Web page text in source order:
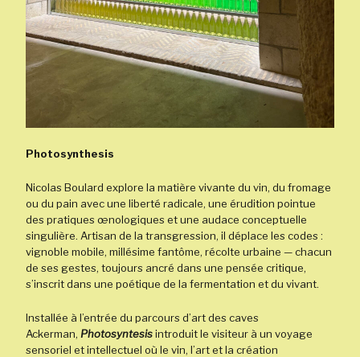
Photosynthesis
Nicolas Boulard explore la matière vivante du vin, du fromage
ou du pain avec une liberté radicale, une érudition pointue
des pratiques œnologiques et une audace conceptuelle
singulière. Artisan de la transgression, il déplace les codes :
vignoble mobile, millésime fantôme, récolte urbaine — chacun
de ses gestes, toujours ancré dans une pensée critique,
s’inscrit dans une poétique de la fermentation et du vivant.
Installée à l’entrée du parcours d’art des caves
Ackerman, Photosyntesisintroduit le visiteur à un voyage
sensoriel et intellectuel où le vin, l’art et la création